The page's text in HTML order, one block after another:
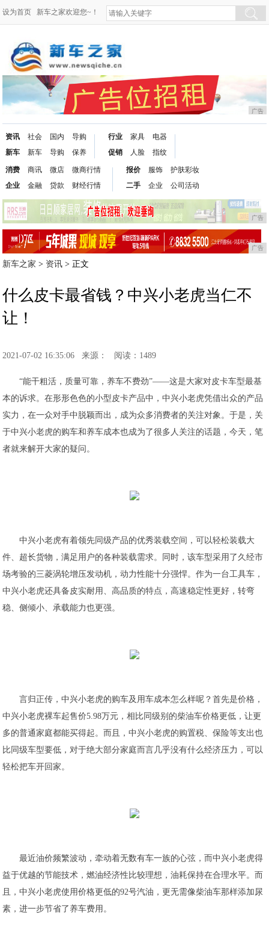
设为首页 新车之家欢迎您~！
广告
资讯
新车
社会
新车
国内
导购
导购
保养
行业
促销
家具
人脸
电器
指纹
消费
企业
商讯
金融
微店
贷款
微商行情
财经行情
报价
二手
服饰
企业
护肤彩妆
公司活动
广告
广告
新车之家 > 资讯 > 正文
什么皮卡最省钱？中兴小老虎当仁不
让！
2021-07-02 16:35:06 来源： 阅读：1489
“能干粗活，质量可靠，养车不费劲”——这是大家对皮卡车型最基
本的诉求。在形形色色的小型皮卡产品中，中兴小老虎凭借出众的产品
实力，在一众对手中脱颖而出，成为众多消费者的关注对象。于是，关
于中兴小老虎的购车和养车成本也成为了很多人关注的话题，今天，笔
者就来解开大家的疑问。
中兴小老虎有着领先同级产品的优秀装载空间，可以轻松装载大
件、超长货物，满足用户的各种装载需求。同时，该车型采用了久经市
场考验的三菱涡轮增压发动机，动力性能十分强悍。作为一台工具车，
中兴小老虎还具备皮实耐用、高品质的特点，高速稳定性更好，转弯
稳、侧倾小、承载能力也更强。
言归正传，中兴小老虎的购车及用车成本怎么样呢？首先是价格，
中兴小老虎裸车起售价5.98万元，相比同级别的柴油车价格更低，让更
多的普通家庭都能买得起。而且，中兴小老虎的购置税、保险等支出也
比同级车型要低，对于绝大部分家庭而言几乎没有什么经济压力，可以
轻松把车开回家。
最近油价频繁波动，牵动着无数有车一族的心弦，而中兴小老虎得
益于优越的节能技术，燃油经济性比较理想，油耗保持在合理水平。而
且，中兴小老虎使用价格更低的92号汽油，更无需像柴油车那样添加尿
素，进一步节省了养车费用。